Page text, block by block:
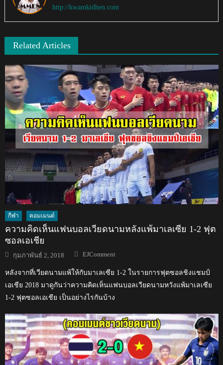
http://kwamkidhen.com
Related Articles
กีฬา คอมเมนต์
ความคิดเห็นแฟนบอลเวียดนามหลังแพ้มาเลเซีย 1-2 ฟุต
ซอลเอเชีย
Posted
on
กุมภาพันธ์ 2, 2018 Author
EJComment
หลังจากที่เวียดนามแพ้ให้กับมาเลเซีย 1-2 ในรายการฟุตซอลชิงแชมป์
เอเชีย 2018 มาดูกันว่าความคิดเห็นแฟนบอลเวียดนามหวังแพ้มาเลเซีย
1-2 ฟุตซอลเอเชีย เป็นอย่างไรกันบ้าง